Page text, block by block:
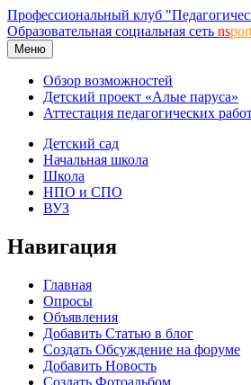
Профессиональный клуб
Образовательная социальная сеть ns
Меню
Обзор возможностей
Детский проект «Алые паруса»
Аттестация педагогических
Детский сад
Начальная школа
Школа
НПО и СПО
ВУЗ
Навигация
Главная
Опросы
Объявления
Добавить Статью в блог
Создать Обсуждение на форуме
Добавить Новость
Создать Фотоальбом